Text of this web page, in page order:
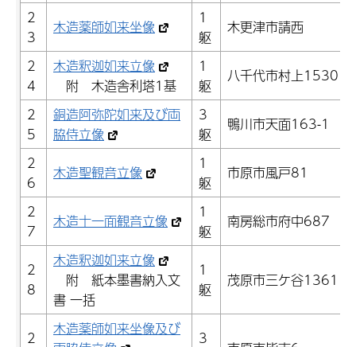
2
3
木造薬師如来坐像
1
躯
木更津市請西
2
4
木造釈迦如来立像
附 木造舎利塔1基
1
躯
八千代市村上1530
2
5
銅造阿弥陀如来及び両
脇侍立像
3
躯
鴨川市天面163-1
2
6
木造聖観音立像
1
躯
市原市風戸81
2
7
木造十一面観音立像
1
躯
南房総市府中687
2
8
木造釈迦如来立像
附 紙本墨書納入文
書 一括
1
躯
茂原市三ケ谷1361
2
木造薬師如来坐像及び
3